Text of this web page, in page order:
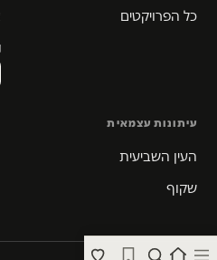
כל הפרויקטים
עיתונות עצמאית
העין השביעית
שקוף